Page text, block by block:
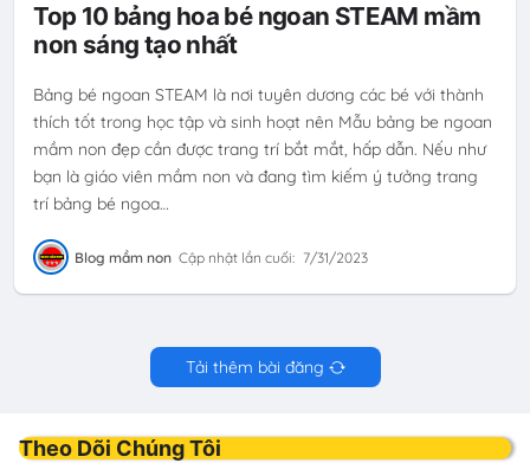
Top 10 bảng hoa bé ngoan STEAM mầm
non sáng tạo nhất
Bảng bé ngoan STEAM là nơi tuyên dương các bé với thành
thích tốt trong học tập và sinh hoạt nên Mẫu bảng be ngoan
mầm non đẹp cần được trang trí bắt mắt, hấp dẫn. Nếu như
bạn là giáo viên mầm non và đang tìm kiếm ý tưởng trang
trí bảng bé ngoa…
Blog mầm non Cập nhật lần cuối: 7/31/2023
Tải thêm bài đăng
Theo Dõi Chúng Tôi